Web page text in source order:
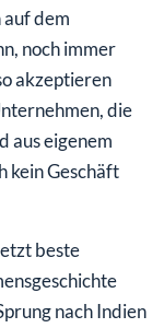
auf dem
noch immer
akzeptieren
die
aus eigenem
kein Geschäft
beste
nach Indien